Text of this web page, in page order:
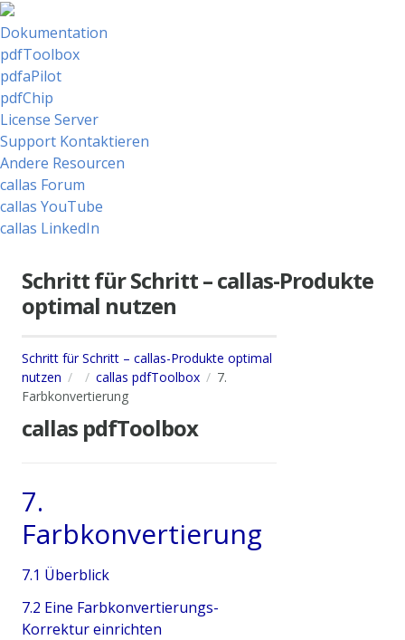
Dokumentation
pdfToolbox
pdfaPilot
pdfChip
License Server
Support Kontaktieren
Andere Resourcen
callas Forum
callas YouTube
callas LinkedIn
Schritt für Schritt – callas-Produkte
optimal nutzen
Schritt für Schritt – callas-Produkte optimal
nutzen
callas pdfToolbox
7.
Farbkonvertierung
callas pdfToolbox
7.
Farbkonvertierung
7.1 Überblick
7.2 Eine Farbkonvertierungs-
Korrektur einrichten